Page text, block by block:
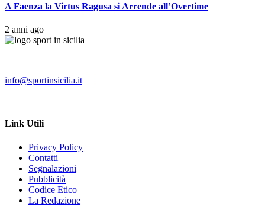
A Faenza la Virtus Ragusa si Arrende all’Overtime
2 anni ago
info@sportinsicilia.it
Link Utili
Privacy Policy
Contatti
Segnalazioni
Pubblicità
Codice Etico
La Redazione